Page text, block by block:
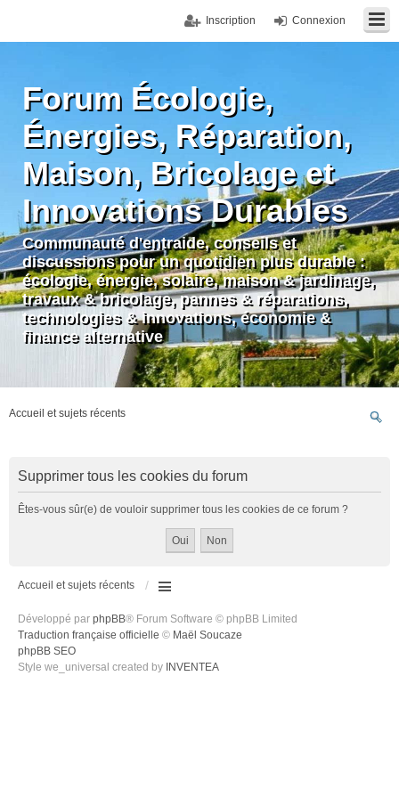
Connexion
Inscription
Forum Écologie,
Énergies, Réparation,
Maison, Bricolage et
Innovations Durables
Communauté d'entraide, conseils et
discussions pour un quotidien plus durable :
écologie, énergie, solaire, maison & jardinage,
travaux & bricolage, pannes & réparations,
technologies & innovations, économie &
finance alternative
Accueil et sujets récents
Supprimer tous les cookies du forum
Êtes-vous sûr(e) de vouloir supprimer tous les cookies de ce forum ?
Accueil et sujets récents
Développé par phpBB® Forum Software © phpBB Limited
Traduction française officielle © Maël Soucaze
phpBB SEO
Style we_universal created by INVENTEA